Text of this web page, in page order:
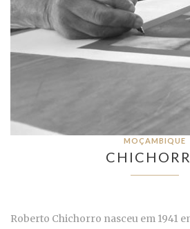
MOÇAMBIQUE
Roberto Chichorro nasceu em 1941